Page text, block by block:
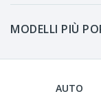
MODELLI PIÙ
AUTO